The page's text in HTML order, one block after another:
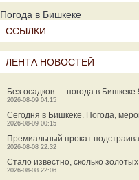
Погода в Бишкеке
ССЫЛКИ
ЛЕНТА НОВОСТЕЙ
Без осадков — погода в Бишкеке
2026-08-09 04:15
Сегодня в Бишкеке. Погода,
2026-08-09 00:15
Премиальный прокат
2026-08-08 22:32
Стало известно, сколько
2026-08-08 22:06